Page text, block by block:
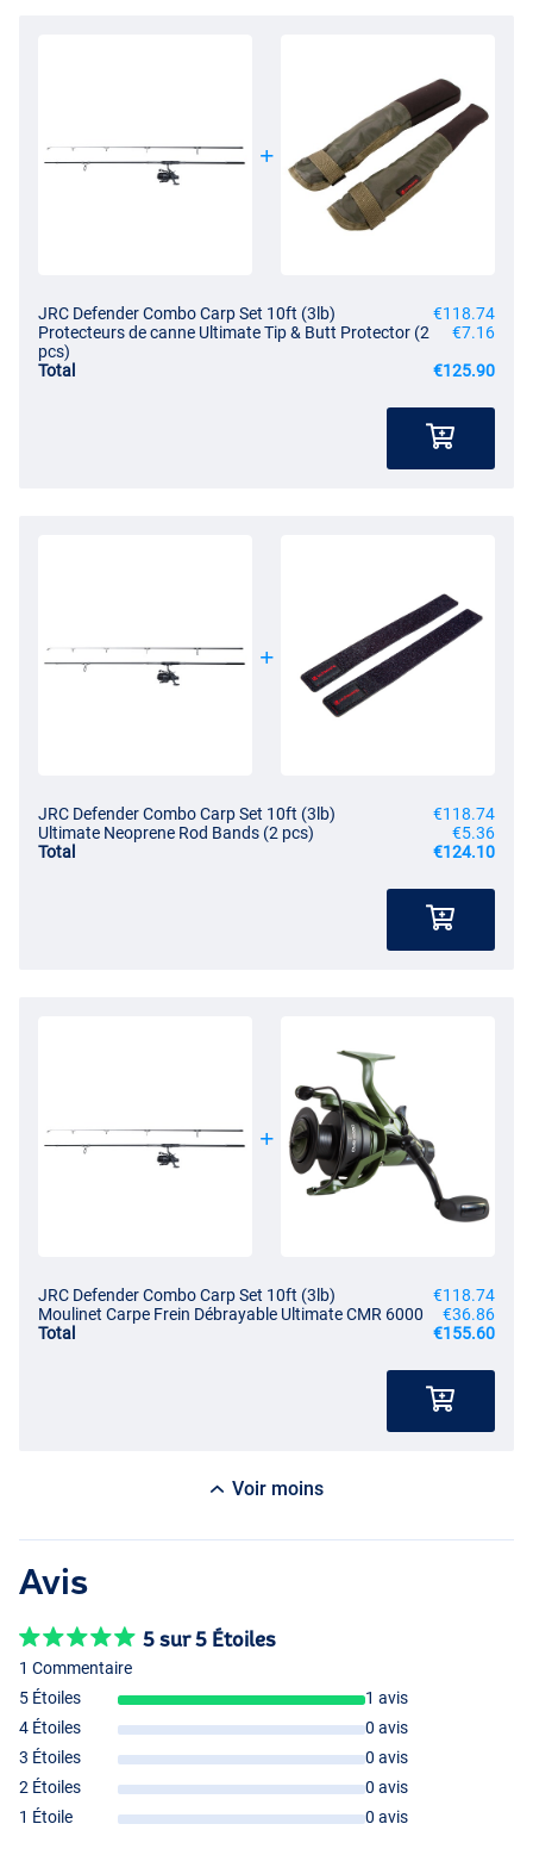
JRC Defender Combo Carp Set 10ft (3lb)
€118.74
Protecteurs de canne Ultimate Tip & Butt Protector (2
pcs)
€7.16
Total
€125.90
JRC Defender Combo Carp Set 10ft (3lb)
€118.74
Ultimate Neoprene Rod Bands (2 pcs)
€5.36
Total
€124.10
JRC Defender Combo Carp Set 10ft (3lb)
€118.74
Moulinet Carpe Frein Débrayable Ultimate CMR 6000
€36.86
Total
€155.60
Voir moins
Avis
5 sur 5 Étoiles
1 Commentaire
5 Étoiles
1 avis
4 Étoiles
0 avis
3 Étoiles
0 avis
2 Étoiles
0 avis
1 Étoile
0 avis